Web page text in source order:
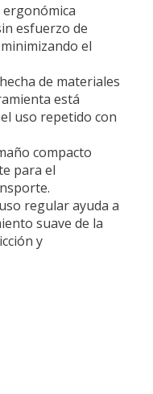
ergonómica
esfuerzo de
el
de materiales
está
uso repetido con
compacto
para el
regular ayuda a
suave de la
y